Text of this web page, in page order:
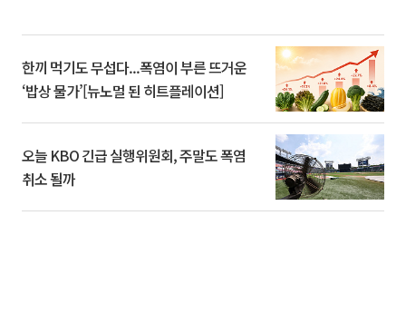
한끼 먹기도 무섭다...폭염이 부른 뜨거운
‘밥상 물가’[뉴노멀 된 히트플레이션]
오늘 KBO 긴급 실행위원회, 주말도 폭염
취소 될까